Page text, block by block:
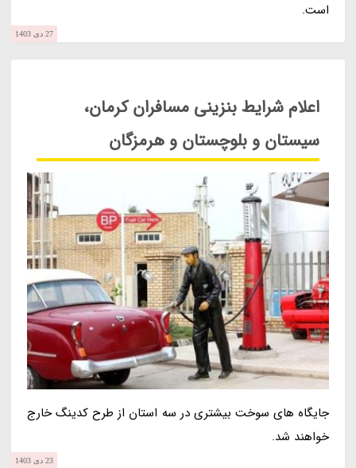
است.
27 دی 1403
اعلام شرایط بنزینی مسافران کرمان،
سیستان و بلوچستان و هرمزگان
جایگاه های سوخت بیشتری در سه استان از طرح کدینگ خارج
خواهند شد.
23 دی 1403